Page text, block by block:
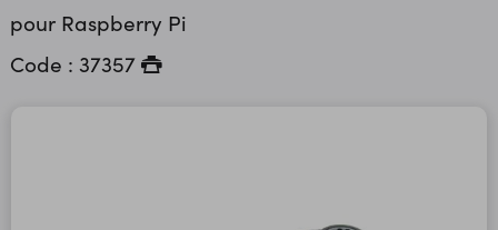
pour Raspberry Pi
Code : 37357